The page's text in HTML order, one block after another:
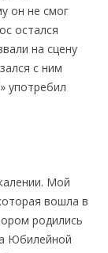
он не смог
остался
на сцену
с ним
употребил
Мой
вошла в
родились
Юбилейной